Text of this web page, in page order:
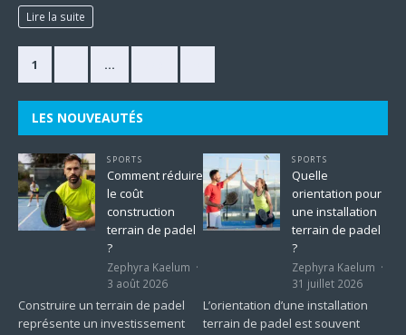
Lire la suite
1 …
LES NOUVEAUTÉS
SPORTS
Comment réduire
le coût
construction
terrain de padel
?
Zephyra Kaelum
3 août 2026
Construire un terrain de padel
représente un investissement
SPORTS
Quelle
orientation pour
une installation
terrain de padel
?
Zephyra Kaelum
31 juillet 2026
L’orientation d’une installation
terrain de padel est souvent